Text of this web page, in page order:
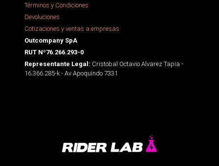
Términos y Condiciones
Devoluciones
Cotizaciones y ventas a empresas
Outcompany SpA
RUT Nº76.266.293-0
Representante Legal: Cristobal Octavio Alvarez Tapia -
16.366.285-k - Av Apoquindo 7331